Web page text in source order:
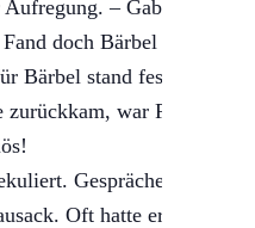
– Gab es hier
doch Bärbel vor
Bärbel stand fest: „Franz
war Franz
Gespräche unter
Oft hatte er